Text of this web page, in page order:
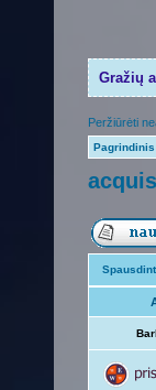
Gražių
Peržiūrėti